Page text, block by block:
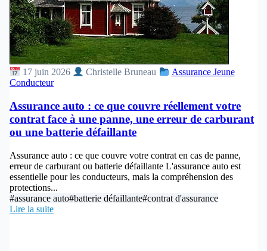
17 juin 2026 Christelle Bruneau
Assurance Jeune
Conducteur
Assurance auto : ce que couvre réellement votre
contrat face à une panne, une erreur de carburant
ou une batterie défaillante
Assurance auto : ce que couvre votre contrat en cas de panne,
erreur de carburant ou batterie défaillante L'assurance auto est
essentielle pour les conducteurs, mais la compréhension des
protections...
#assurance auto#batterie défaillante#contrat d'assurance
Lire la suite